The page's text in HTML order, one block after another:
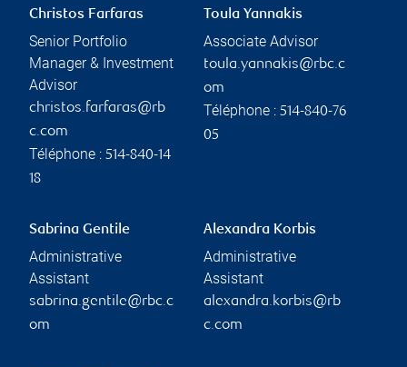
Christos Farfaras
Senior Portfolio
Manager & Investment
Advisor
christos.farfaras@rb
c.com
Téléphone : 514-840-14
18
Toula Yannakis
Associate Advisor
toula.yannakis@rbc.c
om
Téléphone : 514-840-76
05
Sabrina Gentile
Administrative
Assistant
sabrina.gentile@rbc.c
om
Alexandra Korbis
Administrative
Assistant
alexandra.korbis@rb
c.com